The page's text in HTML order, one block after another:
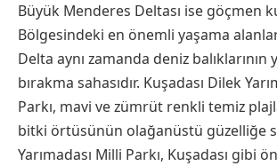
Büyük Menderes Deltası ise göçmen
Bölgesindeki en önemli yaşama
Delta aynı zamanda deniz balıklarının
bırakma sahasıdır. Kuşadası Dilek
Parkı, mavi ve zümrüt renkli temiz
bitki örtüsünün olağanüstü güzelliğe
Yarımadası Milli Parkı, Kuşadası gibi